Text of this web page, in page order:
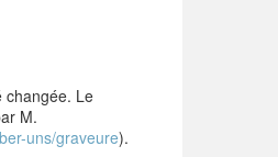
changée. Le
M.
uns/graveure).